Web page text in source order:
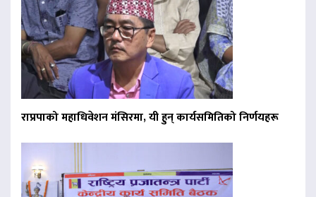
राप्रपाको महाधिवेशन मंसिरमा, यी हुन् कार्यसमितिको निर्णयहरू